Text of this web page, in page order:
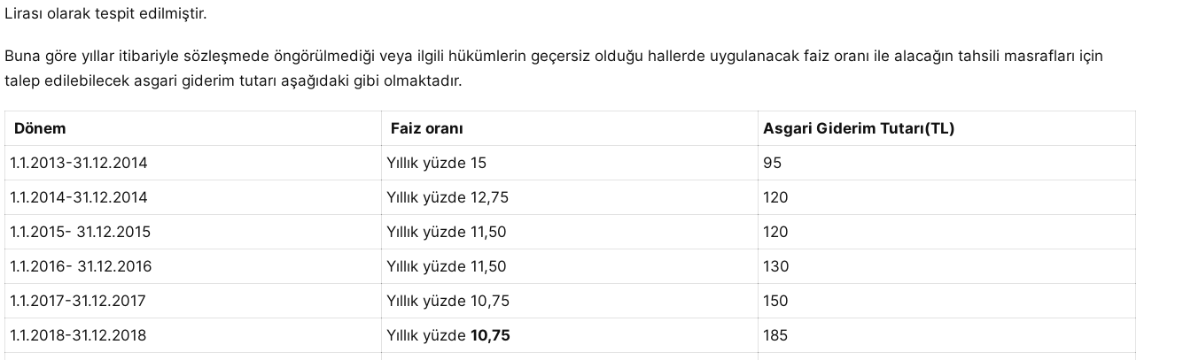
Lirası olarak tespit edilmiştir.
Buna göre yıllar itibariyle sözleşmede öngörülmediği veya ilgili hükümlerin geçersiz olduğu hallerde uygulanacak faiz oranı ile alacağın tahsili masrafları için
talep edilebilecek asgari giderim tutarı aşağıdaki gibi olmaktadır.
Dönem Faiz oranı Asgari Giderim Tutarı(TL)
1.1.2013-31.12.2014
Yıllık yüzde 15
95
1.1.2014-31.12.2014
Yıllık yüzde 12,75
120
1.1.2015- 31.12.2015
Yıllık yüzde 11,50
120
1.1.2016- 31.12.2016
Yıllık yüzde 11,50
130
1.1.2017-31.12.2017
Yıllık yüzde 10,75
150
1.1.2018-31.12.2018
Yıllık yüzde 10,75
185